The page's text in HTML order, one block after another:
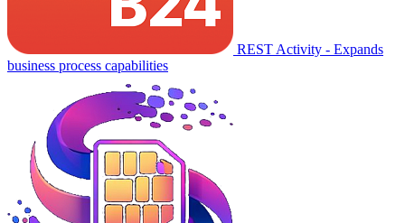
REST Activity - Expands
business process capabilities